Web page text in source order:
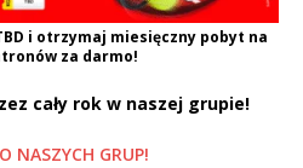
i otrzymaj miesięczny pobyt na
za darmo!
cały rok w naszej grupie!
NASZYCH GRUP!